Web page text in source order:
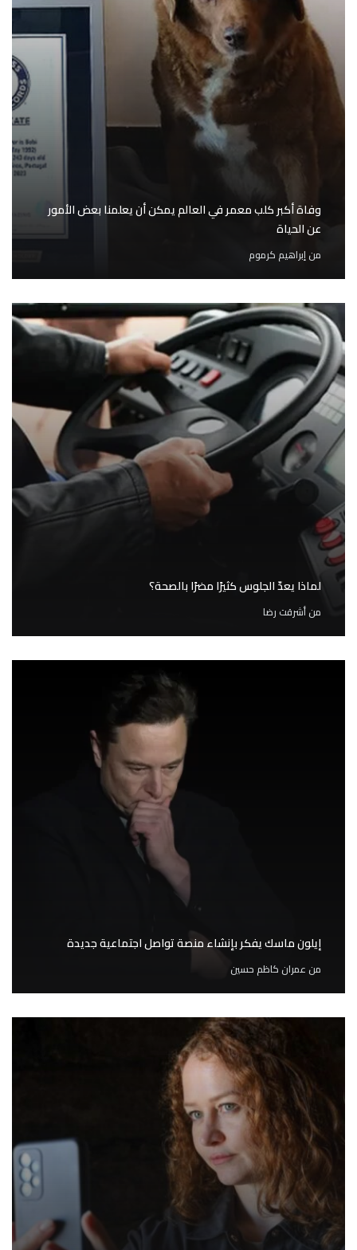
وفاة أكبر كلب معمر في العالم يمكن أن يعلمنا بعض الأمور
عن الحياة
منإبراهيم كرموم
لماذا يعدّ الجلوس كثيرًا مضرًا بالصحة؟
منأشرقت رضا
إيلون ماسك يفكر بإنشاء منصة تواصل اجتماعية جديدة
من عمران كاظم حسين